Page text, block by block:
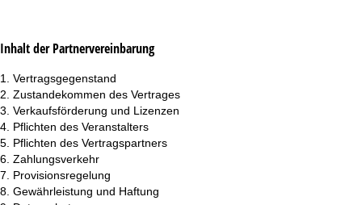
Inhalt der Partnervereinbarung
Vertragsgegenstand
Zustandekommen des Vertrages
Verkaufsförderung und Lizenzen
Pflichten des Veranstalters
Pflichten des Vertragspartners
Zahlungsverkehr
Provisionsregelung
Gewährleistung und Haftung